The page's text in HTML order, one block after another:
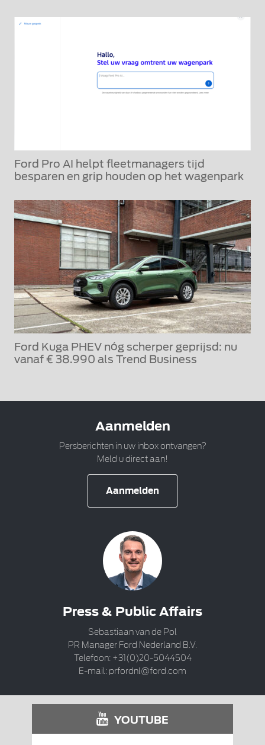
Ford Pro AI helpt fleetmanagers tijd
besparen en grip houden op het wagenpark
Ford Kuga PHEV nóg scherper geprijsd: nu
vanaf € 38.990 als Trend Business
Aanmelden
Persberichten in uw inbox ontvangen?
Meld u direct aan!
Aanmelden
Press & Public Affairs
Sebastiaan van de Pol
PR Manager Ford Nederland B.V.
Telefoon: +31(0)20-5044504
E-mail: prfordnl@ford.com
YOUTUBE